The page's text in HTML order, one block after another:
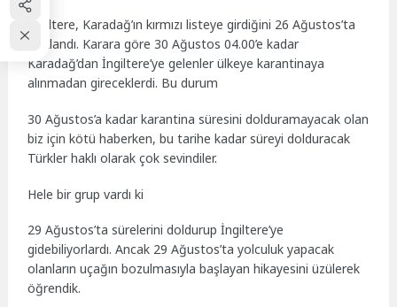
İngiltere, Karadağ’ın kırmızı listeye girdiğini 26 Ağustos’ta
açıklandı. Karara göre 30 Ağustos 04.00’e kadar
Karadağ’dan İngiltere’ye gelenler ülkeye karantinaya
alınmadan gireceklerdi. Bu durum
30 Ağustos’a kadar karantina süresini dolduramayacak olan
biz için kötü haberken, bu tarihe kadar süreyi dolduracak
Türkler haklı olarak çok sevindiler.
Hele bir grup vardı ki
29 Ağustos’ta sürelerini doldurup İngiltere’ye
gidebiliyorlardı. Ancak 29 Ağustos’ta yolculuk yapacak
olanların uçağın bozulmasıyla başlayan hikayesini üzülerek
öğrendik.